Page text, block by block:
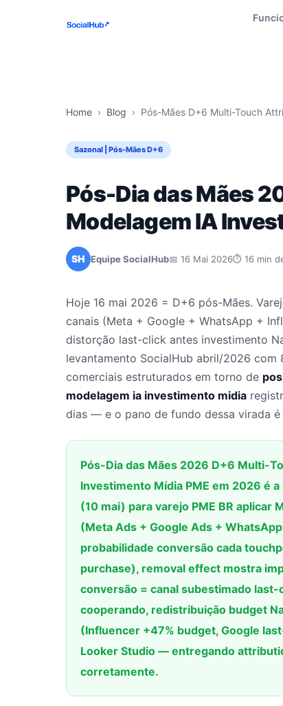
Home › Blog › Pós-Mães D+6 Multi-Touch
Sazonal | Pós-Mães D+6
Pós-Dia das Mães
Modelagem IA
SH Equipe SocialHub📅 16 Mai 2026⏱ 16 min
Hoje 16 mai 2026 = D+6 pós-Mães.
canais (Meta + Google + WhatsApp +
distorção last-click antes investimento
levantamento SocialHub abril/2026 com
comerciais estruturados em torno de
modelagem ia investimento midia
dias — e o pano de fundo dessa virada
Pós-Dia das Mães 2026 D+6 Multi-
Investimento Mídia PME em 2026 é
(10 mai) para varejo PME BR aplicar
(Meta Ads + Google Ads +
probabilidade conversão cada
purchase), removal effect mostra
conversão = canal subestimado
cooperando, redistribuição budget
(Influencer +47% budget, Google
Looker Studio — entregando
corretamente.